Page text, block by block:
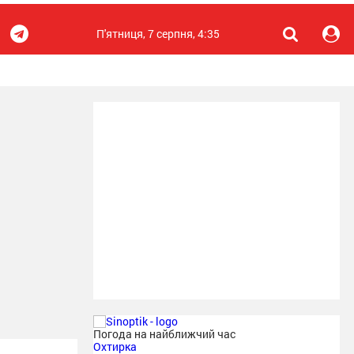
П'ятниця, 7 серпня, 4:35
Погода на найближчий час
Охтирка